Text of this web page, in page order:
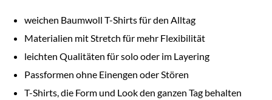
weichen Baumwoll T-Shirts für den Alltag
Materialien mit Stretch für mehr Flexibilität
leichten Qualitäten für solo oder im Layering
Passformen ohne Einengen oder Stören
T-Shirts, die Form und Look den ganzen Tag behalten